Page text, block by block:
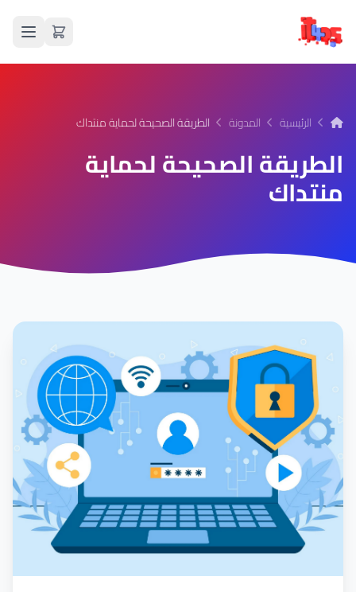
الرئيسية المدونة الطريقة الصحيحة لحماية منتداك
الطريقة الصحيحة لحماية
منتداك